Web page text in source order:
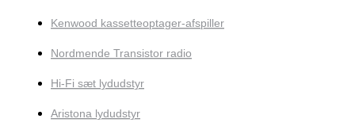
Kenwood kassetteoptager-afspiller
Nordmende Transistor radio
Hi-Fi sæt lydudstyr
Aristona lydudstyr